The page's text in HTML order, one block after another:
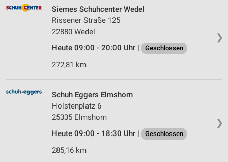
❯
Siemes Schuhcenter Wedel
Rissener Straße 125
22880 Wedel
Heute 09:00 - 20:00 Uhr |
Geschlossen
272,81 km
❯
Schuh Eggers Elmshorn
Holstenplatz 6
25335 Elmshorn
Heute 09:00 - 18:30 Uhr |
Geschlossen
285,16 km